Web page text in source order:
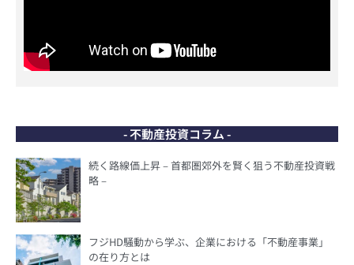
- 不動産投資コラム -
続く路線価上昇 – 首都圏郊外を賢く狙う不動産投資戦
略 –
フジHD騒動から学ぶ、企業における「不動産事業」
の在り方とは